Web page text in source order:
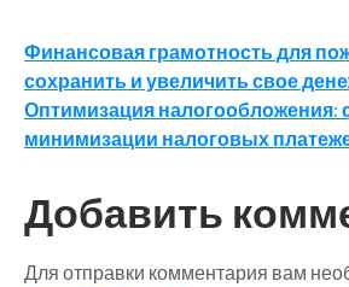
Навигация
по
записям
Финансовая грамотность для
сохранить и увеличить свое
Оптимизация налогообложения:
минимизации налоговых
Добавить
Для отправки комментария вам